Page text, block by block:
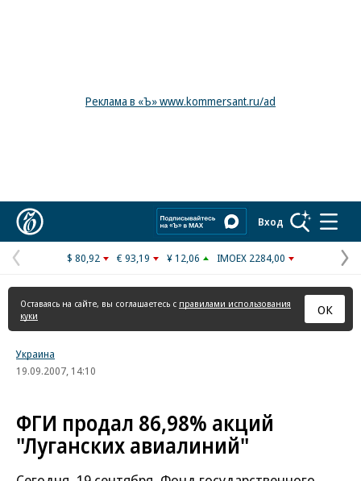
Реклама в «Ъ» www.kommersant.ru/ad
Вход
Предыдущая
страница
$ 80,92 € 93,19 ¥ 12,06 IMOEX 2284,00
Оставаясь на сайте, вы соглашаетесь с правилами использования
куки
ОК
Украина
19.09.2007, 14:10
ФГИ продал 86,98% акций
"Луганских авиалиний"